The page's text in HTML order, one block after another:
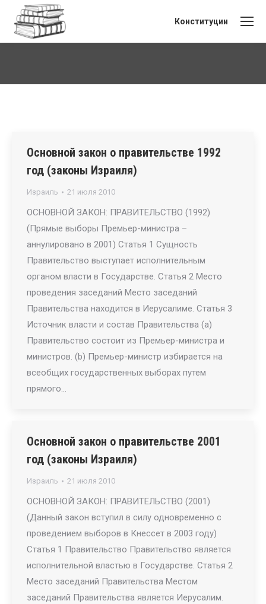
Конституции
Основной закон о правительстве 1992
год (законы Израиля)
Израиль 21 июля 2010
ОСНОВНОЙ ЗАКОН: ПРАВИТЕЛЬСТВО (1992)
(Прямые выборы Премьер-министра –
аннулировано в 2001) Статья 1 Сущность
Правительство выступает исполнительным
органом власти в Государстве. Статья 2 Место
проведения заседаний Место заседаний
Правительства находится в Иерусалиме. Статья 3
Источник власти и состав Правительства (a)
Правительство состоит из Премьер-министра и
министров. (b) Премьер-министр избирается на
всеобщих государственных выборах путем
прямого…
Основной закон о правительстве 2001
год (законы Израиля)
Израиль 21 июля 2010
ОСНОВНОЙ ЗАКОН: ПРАВИТЕЛЬСТВО (2001)
(Данный закон вступил в силу одновременно с
проведением выборов в Кнессет в 2003 году)
Статья 1 Правительство Правительство является
исполнительной властью в Государстве. Статья 2
Место заседаний Правительства Местом
заседаний Правительства является Иерусалим.